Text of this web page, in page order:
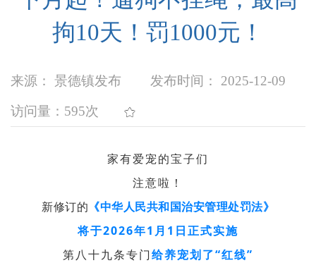
拘10天！罚1000元！
来源： 景德镇发布 发布时间： 2025-12-09
访问量： 595次
家有爱宠的宝子们
注意啦！
新修订的 《中华人民共和国治安管理处罚法》
将于2026年1月1日正式实施
第八十九条专门给养宠划了“红线”